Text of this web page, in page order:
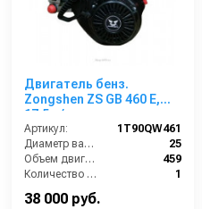
Двигатель бенз.
Zongshen ZS GB 460 E,
17,5 л/с
Артикул:
1T90QW461
Диаметр вала (мм):
25
Объем двигателя (см3):
459
Количество цилиндров в двигателе (шт):
1
Объём топливного бака (л):
38 000 руб.